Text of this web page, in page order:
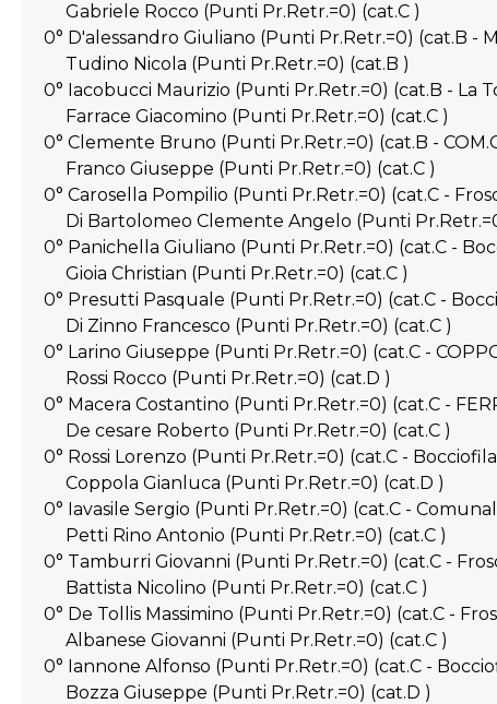
Gabriele Rocco (Punti Pr.Retr.=0) (cat.C )
0° D'alessandro Giuliano (Punti Pr.Retr.=0) (cat.B -
Tudino Nicola (Punti Pr.Retr.=0) (cat.B )
0° Iacobucci Maurizio (Punti Pr.Retr.=0) (cat.B - La
Farrace Giacomino (Punti Pr.Retr.=0) (cat.C )
0° Clemente Bruno (Punti Pr.Retr.=0) (cat.B -
Franco Giuseppe (Punti Pr.Retr.=0) (cat.C )
0° Carosella Pompilio (Punti Pr.Retr.=0) (cat.C -
Di Bartolomeo Clemente Angelo (Punti
0° Panichella Giuliano (Punti Pr.Retr.=0) (cat.C -
Gioia Christian (Punti Pr.Retr.=0) (cat.C )
0° Presutti Pasquale (Punti Pr.Retr.=0) (cat.C -
Di Zinno Francesco (Punti Pr.Retr.=0) (cat.C )
0° Larino Giuseppe (Punti Pr.Retr.=0) (cat.C -
Rossi Rocco (Punti Pr.Retr.=0) (cat.D )
0° Macera Costantino (Punti Pr.Retr.=0) (cat.C -
De cesare Roberto (Punti Pr.Retr.=0) (cat.C )
0° Rossi Lorenzo (Punti Pr.Retr.=0) (cat.C -
Coppola Gianluca (Punti Pr.Retr.=0) (cat.D )
0° Iavasile Sergio (Punti Pr.Retr.=0) (cat.C -
Petti Rino Antonio (Punti Pr.Retr.=0) (cat.C )
0° Tamburri Giovanni (Punti Pr.Retr.=0) (cat.C -
Battista Nicolino (Punti Pr.Retr.=0) (cat.C )
0° De Tollis Massimino (Punti Pr.Retr.=0) (cat.C -
Albanese Giovanni (Punti Pr.Retr.=0) (cat.C )
0° Iannone Alfonso (Punti Pr.Retr.=0) (cat.C -
Bozza Giuseppe (Punti Pr.Retr.=0) (cat.D )